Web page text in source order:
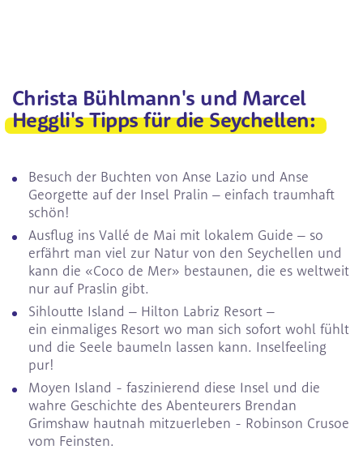
Christa Bühlmann's und Marcel
Heggli's Tipps für die Seychellen:
Besuch der Buchten von Anse Lazio und Anse
Georgette auf der Insel Pralin – einfach traumhaft
schön!
Ausflug ins Vallé de Mai mit lokalem Guide – so
erfährt man viel zur Natur von den Seychellen und
kann die «Coco de Mer» bestaunen, die es weltweit
nur auf Praslin gibt.
Sihloutte Island – Hilton Labriz Resort –
ein einmaliges Resort wo man sich sofort wohl fühlt
und die Seele baumeln lassen kann. Inselfeeling
pur!
Moyen Island - faszinierend diese Insel und die
wahre Geschichte des Abenteurers Brendan
Grimshaw hautnah mitzuerleben - Robinson Crusoe
vom Feinsten.